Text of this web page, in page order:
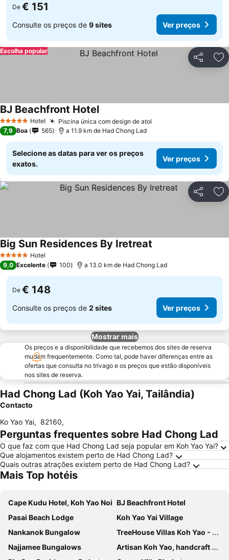
De € 151
Consulte os preços de 9 sites Ver preços
Partilhar
Escolha popular
5 Estrelas Hotel Piscina única com design de atol
BJ Beachfront HotelVer preços
7,9 Boa 565 a 11.9 km de Had Chong Lad
Selecione as datas para ver os preços
exatos.
Ver preços
Partilhar
5 Estrelas Hotel
Big Sun Residences By Iretreat
9,0 Excelente 100 a 13.0 km de Had Chong Lad
De € 148
Consulte os preços de 2 sites Ver preços
Mostrar mais
Os preços e a disponibilidade que recebemos dos sites de reserva
mudam frequentemente. Como tal, pode haver diferenças entre as
ofertas que consulta no trivago e os preços que estão disponíveis
nos sites de reserva.
Had Chong Lad (Koh Yao Yai, Tailândia)
Contacto
Ko Yao Yai, 82160,
Perguntas frequentes sobre Had Chong Lad
O que faz com que Had Chong Lad seja popular em Koh Yao Yai?
Que alojamentos existem perto de Had Chong Lad?
Quais outras atrações existem perto de Had Chong Lad?
Mais Top hotéis
Cape Kudu Hotel, Koh Yao Noi BJ Beachfront Hotel
Pasai Beach Lodge
Koh Yao Yai Village
Nankanok Bungalow
TreeHouse Villas Koh Yao - Adults Only
Najjamee Bungalows
Artisan Koh Yao, handcraft beachfront villa